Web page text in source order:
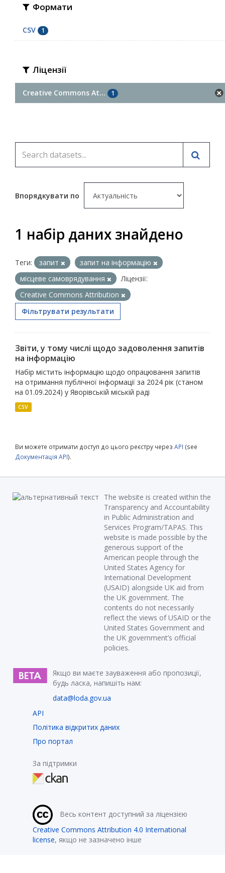
Формати
CSV 1
Ліцензії
Creative Commons At... 1
Впорядкувати по
1 набір даних знайдено
Теги: запит
запит на інформацію
місцеве самоврядування
Ліцензії:
Creative Commons Attribution
Фільтрувати результати
Звіти, у тому числі щодо задоволення запитів
на інформацію
Набір містить інформацію щодо опрацювання запитів
на отримання публічної інформації за 2024 рік (станом
на 01.09.2024) у Яворівській міській раді
CSV
Ви можете отримати доступ до цього реєстру через API (see
Документація API).
The website is created within the
Transparency and Accountability
in Public Administration and
Services Program/TAPAS. This
website is made possible by the
generous support of the
American people through the
United States Agency for
International Development
(USAID) alongside UK aid from
the UK government. The
contents do not necessarily
reflect the views of USAID or the
United States Government and
the UK government’s official
policies.
Якщо ви маєте зауваження або пропозиції,
будь ласка, напишіть нам:
data@loda.gov.ua
API
Політика відкритих даних
Про портал
За підтримки
Весь контент доступний за ліцензією
Creative Commons Attribution 4.0 International
license, якщо не зазначено інше